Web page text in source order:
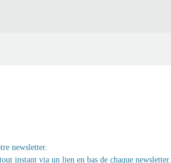
newsletter.
instant via un lien en bas de chaque newsletter.